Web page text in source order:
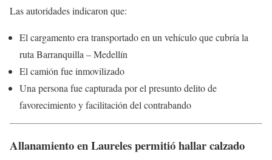
Las autoridades indicaron que:
El cargamento era transportado en un vehículo que cubría la
ruta Barranquilla – Medellín
El camión fue inmovilizado
Una persona fue capturada por el presunto delito de
favorecimiento y facilitación del contrabando
Allanamiento en Laureles permitió hallar calzado